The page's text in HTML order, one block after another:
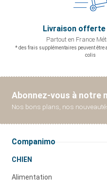
Livraison offerte
Partout en France
* des frais supplémentaires peuvent être
colis
Abonnez-vous à notre
Nos bons plans, nos
Companimo
CHIEN
Alimentation